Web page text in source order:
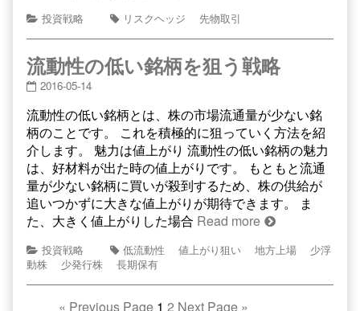
投資戦略 リスクヘッジ 先物取引
流動性の低い銘柄を狙う戦略
2016-05-14
流動性の低い銘柄とは、株の市場流通量が少ない銘
柄のことです。 これを積極的に狙っていく方法を紹
介します。 魅力は値上がり 流動性の低い銘柄の魅力
は、好材料が出た時の値上がりです。 もともと流通
量が少ない銘柄に買いが殺到するため、株の供給が
追いつかずに大きな値上がりが期待できます。 ま
た、大きく値上がりした場合 Read more
投資戦略 低流動性 値上がり狙い 地方上場
少浮
動株
少発行株 長期保有
« Previous Page 1 2 Next Page »